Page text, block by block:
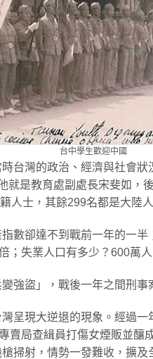
台中學生歡迎中國
台灣的政治、經濟與社會
就是教育處副處長宋斐如，
人士，其餘299名都是大陸人
數卻達不到戰前一年的一
；失業人口有多少？600萬
強盜」，戰後一年之間刑事
呈現大逆退的現象。經過
賣局查緝員打傷女煙販並釀
掃射，情勢一發難收，擴